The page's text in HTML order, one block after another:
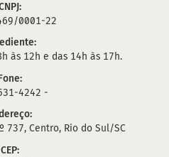
0001-22
às 12h e das 14h às 17h.
4242 -
737, Centro, Rio do Sul/SC
CEP: